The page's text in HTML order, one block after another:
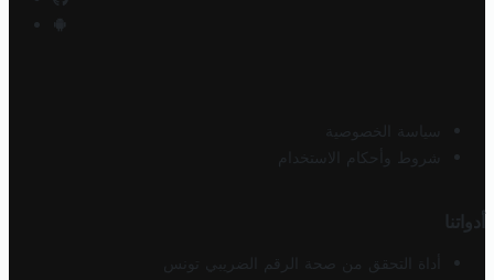
سياسة الخصوصية
شروط وأحكام الاستخدام
أدواتنا
أداة التحقق من صحة الرقم الضريبي تونس